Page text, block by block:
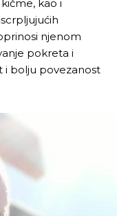
kao i
njenom
pokreta i
i bolju povezanost